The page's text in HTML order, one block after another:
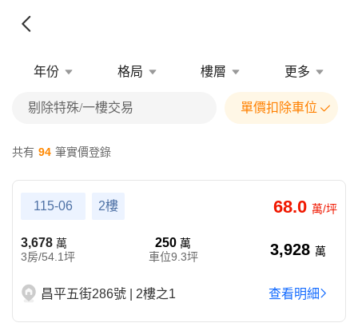
年份 格局 樓層 更多
剔除特殊/一樓交易 單價扣除車位
共有 94 筆實價登錄
115-06 2樓 68.0 萬/坪
3,678 萬
3房/54.1坪
250萬
車位9.3坪
3,928 萬
昌平五街286號 | 2樓之1 查看明細